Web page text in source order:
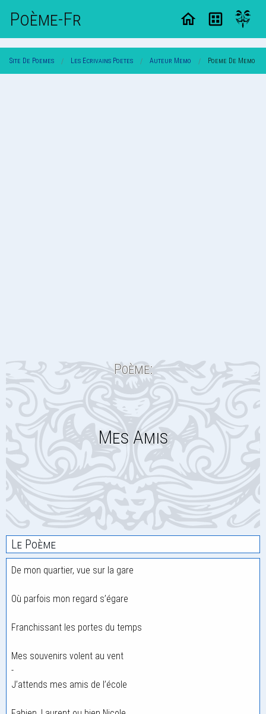
Poème-Fr
Site De Poemes Les Ecrivains Poetes Auteur Memo Poeme De Memo
Poème:
Mes Amis
Le Poème
De mon quartier, vue sur la gare
Où parfois mon regard s’égare
Franchissant les portes du temps
Mes souvenirs volent au vent
-
J’attends mes amis de l’école